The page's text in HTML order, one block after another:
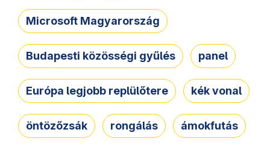
Microsoft Magyarország
Budapesti közösségi gyűlés panel
Európa legjobb replülőtere kék vonal
öntözőzsák rongálás ámokfutás